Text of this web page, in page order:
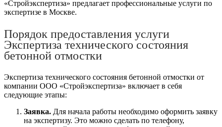
«Стройэкспертиза» предлагает профессиональные услуги по
экспертизе в Москве.
Порядок предоставления услуги
Экспертиза технического состояния
бетонной отмостки
Экспертиза технического состояния бетонной отмостки от
компании ООО «Стройэкспертиза» включает в себя
следующие этапы:
Заявка. Для начала работы необходимо оформить заявку
на экспертизу. Это можно сделать по телефону,